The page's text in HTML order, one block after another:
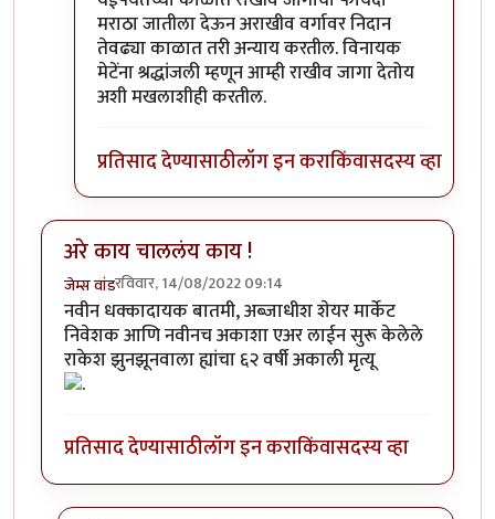
मराठा जातीला देऊन अराखीव वर्गावर निदान
तेवढ्या काळात तरी अन्याय करतील. विनायक
मेटेंना श्रद्धांजली म्हणून आम्ही राखीव जागा देतोय
अशी मखलाशीही करतील.
प्रतिसाद देण्यासाठीलॉग इन कराकिंवासदस्य व्हा
अरे काय चाललंय काय !
जेम्स वांडरविवार, 14/08/2022 09:14
नवीन धक्कादायक बातमी, अब्जाधीश शेयर मार्केट
निवेशक आणि नवीनच अकाशा एअर लाईन सुरू केलेले
राकेश झुनझूनवाला ह्यांचा ६२ वर्षी अकाली मृत्यू
प्रतिसाद देण्यासाठीलॉग इन कराकिंवासदस्य व्हा